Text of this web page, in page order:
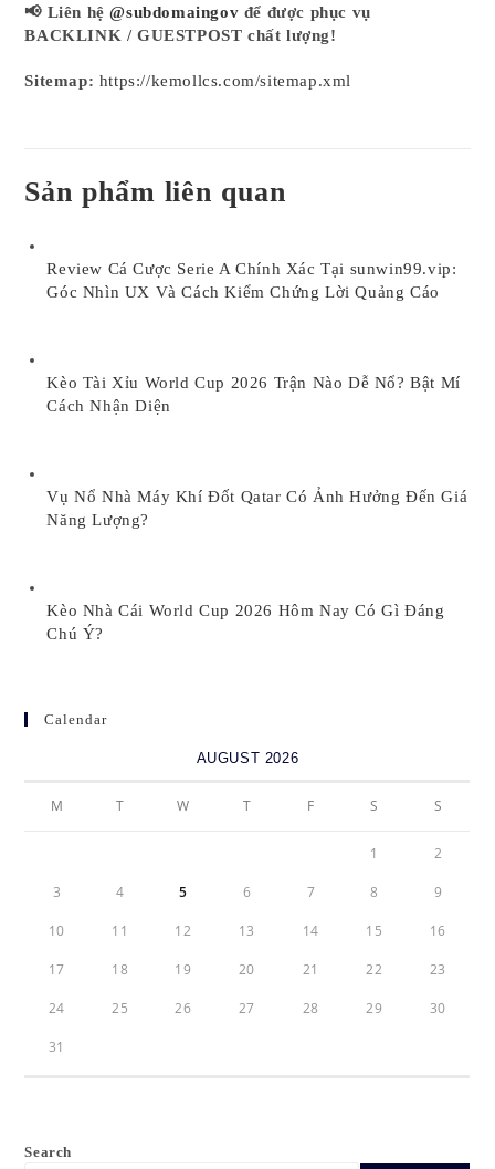
📢 Liên hệ@subdomaingov để được phục vụ
BACKLINK / GUESTPOST chất lượng!
Sitemap: https://kemollcs.com/sitemap.xml
Sản phẩm liên quan
Review Cá Cược Serie A Chính Xác Tại sunwin99.vip:
Góc Nhìn UX Và Cách Kiểm Chứng Lời Quảng Cáo
Kèo Tài Xỉu World Cup 2026 Trận Nào Dễ Nổ? Bật Mí
Cách Nhận Diện
Vụ Nổ Nhà Máy Khí Đốt Qatar Có Ảnh Hưởng Đến Giá
Năng Lượng?
Kèo Nhà Cái World Cup 2026 Hôm Nay Có Gì Đáng
Chú Ý?
Calendar
AUGUST 2026
M T W T F S S
1 2
3 4 5 6 7 8 9
10 11 12 13 14 15 16
17 18 19 20 21 22 23
24 25 26 27 28 29 30
31
Search